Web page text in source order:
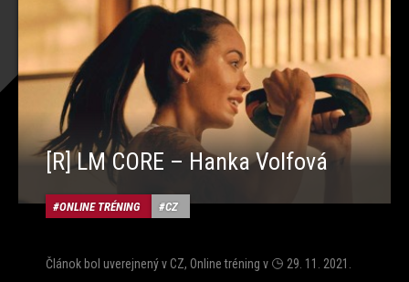
[R] LM CORE – Hanka Volfová
ONLINE TRÉNING CZ
Článok bol uverejnený vCZ, Online tréning v 29. 11. 2021